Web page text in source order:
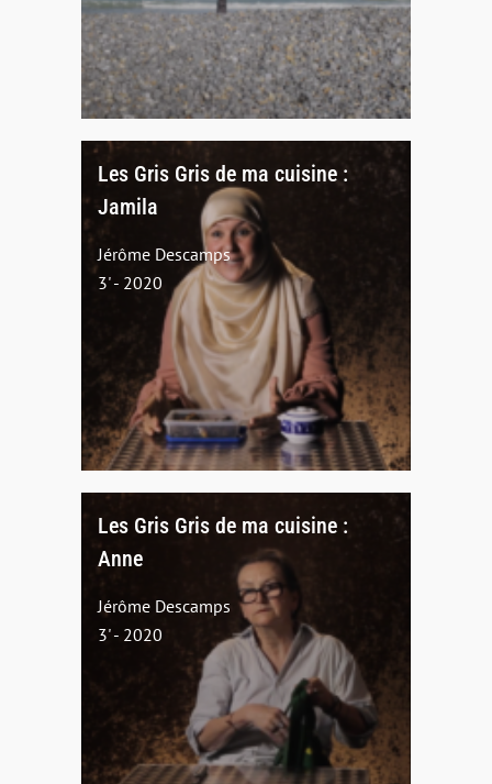
Les Gris Gris de ma cuisine :
Jamila
Jérôme Descamps
3' - 2020
Les Gris Gris de ma cuisine :
Anne
Jérôme Descamps
3' - 2020